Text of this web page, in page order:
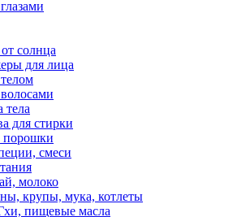
солнца
для лица
тела
для стирки
порошки
смеси
молоко
крупы, мука, котлеты
пищевые масла